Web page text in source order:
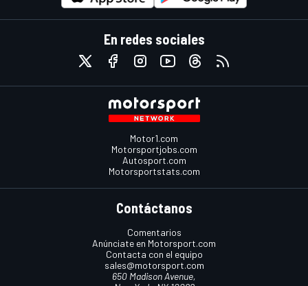
En redes sociales
Motor1.com
Motorsportjobs.com
Autosport.com
Motorsportstats.com
Contáctanos
Comentarios
Anúnciate en Motorsport.com
Contacta con el equipo
sales@motorsport.com
650 Madison Avenue,